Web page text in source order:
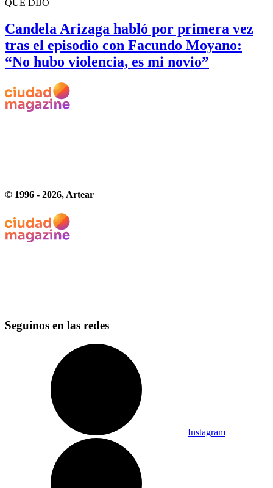
QUÉ DIJO
Candela Arizaga habló por primera vez
tras el episodio con Facundo Moyano:
“No hubo violencia, es mi novio”
© 1996 - 2026, Artear
Seguinos en las redes
Instagram